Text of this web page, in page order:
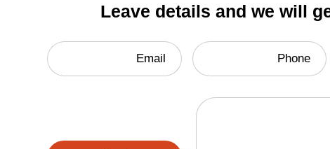
Leave details and we will
Phone
Email